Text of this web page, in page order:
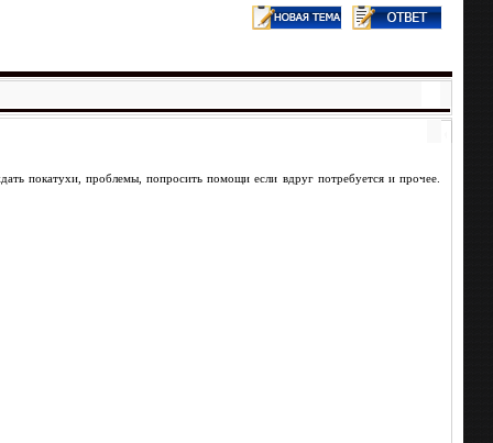
покатухи, проблемы, попросить помощи если вдруг потребуется и прочее.